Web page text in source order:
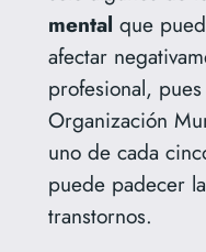
mental que
afectar
profesional,
Organización
uno de cada
puede padecer
transtornos.